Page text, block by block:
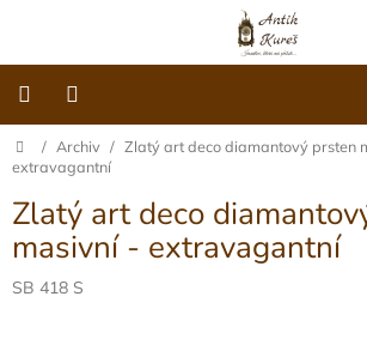
nás
Dárkové
poukazy
Šperky
Domů
/ Archiv / Zlatý art deco diamantový prsten
extravagantní
Zlatý art deco
masivní - extravagantní
SB 418 S